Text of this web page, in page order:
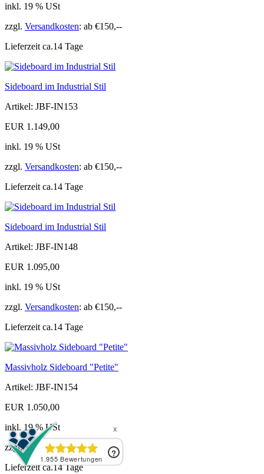
inkl. 19 % USt
zzgl. Versandkosten: ab €150,--
Lieferzeit ca.14 Tage
Sideboard im Industrial Stil
Artikel: JBF-IN153
EUR 1.149,00
inkl. 19 % USt
zzgl. Versandkosten: ab €150,--
Lieferzeit ca.14 Tage
Sideboard im Industrial Stil
Artikel: JBF-IN148
EUR 1.095,00
inkl. 19 % USt
zzgl. Versandkosten: ab €150,--
Lieferzeit ca.14 Tage
Massivholz Sideboard "Petite"
Artikel: JBF-IN154
EUR 1.050,00
inkl. 19 % USt
zzgl.Versandkosten: ab €150,--
Lieferzeit ca.14 Tage